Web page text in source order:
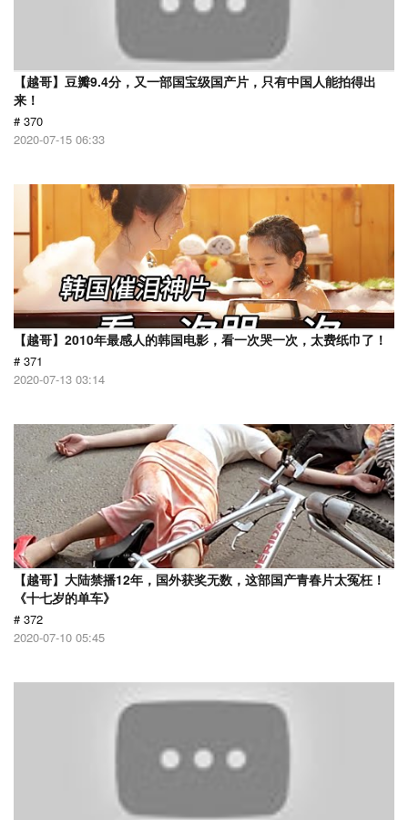
【越哥】豆瓣9.4分，又一部国宝级国产片，只有中国人能拍得出
来！
# 370
2020-07-15 06:33
【越哥】2010年最感人的韩国电影，看一次哭一次，太费纸巾了！
# 371
2020-07-13 03:14
【越哥】大陆禁播12年，国外获奖无数，这部国产青春片太冤枉！
《十七岁的单车》
# 372
2020-07-10 05:45